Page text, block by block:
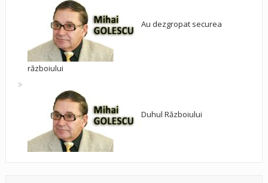
Au dezgropat securea
războiului
Duhul Războiului